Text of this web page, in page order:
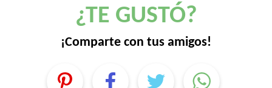
¿TE GUSTÓ?
¡Comparte con tus amigos!